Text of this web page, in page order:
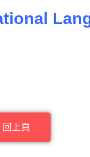
回上頁